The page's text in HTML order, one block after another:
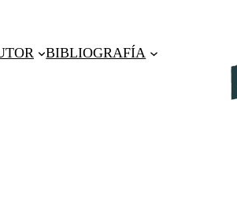
BIBLIOGRAFÍA